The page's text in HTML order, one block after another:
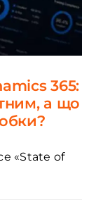
365:
а що
«State of